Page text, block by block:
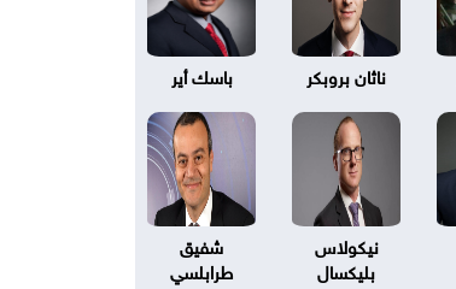
ناثان بروبكر باسك أير
نيكولاس
بليكسال
شفيق
طرابلسي